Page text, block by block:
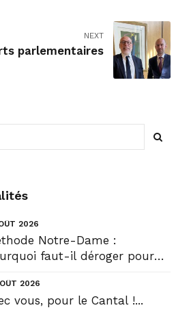
NEXT
parlementaires
2026
Notre-Dame :
faut-il déroger pour
2026
vous, pour le Cantal !...